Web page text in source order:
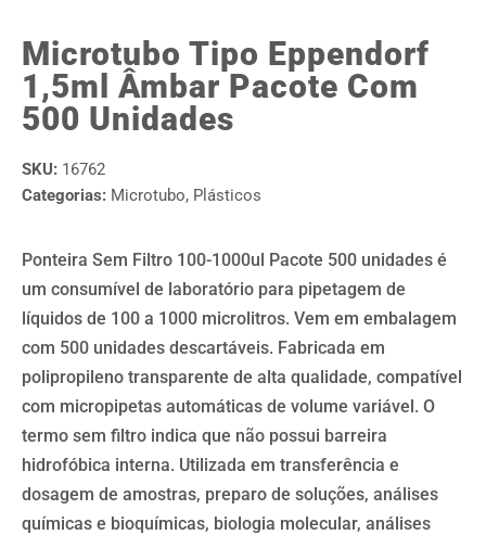
Microtubo Tipo Eppendorf
1,5ml Âmbar Pacote Com
500 Unidades
SKU: 16762
Categorias: Microtubo, Plásticos
Ponteira Sem Filtro 100-1000ul Pacote 500 unidades é
um consumível de laboratório para pipetagem de
líquidos de 100 a 1000 microlitros. Vem em embalagem
com 500 unidades descartáveis. Fabricada em
polipropileno transparente de alta qualidade, compatível
com micropipetas automáticas de volume variável. O
termo sem filtro indica que não possui barreira
hidrofóbica interna. Utilizada em transferência e
dosagem de amostras, preparo de soluções, análises
químicas e bioquímicas, biologia molecular, análises